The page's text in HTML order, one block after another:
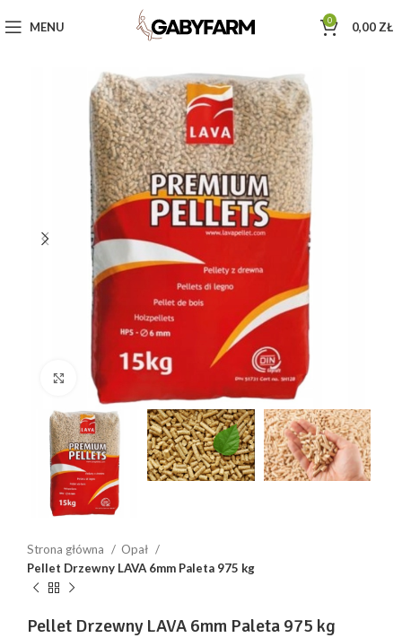
MENU 0 0,00 ZŁ
Click to enlarge
Strona główna
Opał
Pellet Drzewny LAVA 6mm Paleta 975 kg
Pellet Drzewny LAVA 6mm Paleta 975 kg